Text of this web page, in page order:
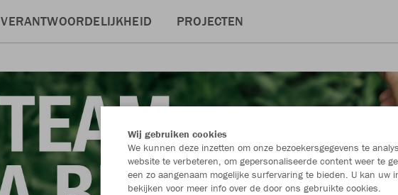
VERANTWOORDELIJKHEID PROJECTEN
Wij gebruiken cookies
We kunnen deze inzetten om onze bezoekersgegevens te
website te verbeteren, om gepersonaliseerde content weer te
een zo aangenaam mogelijke surfervaring te bieden. U kan uw
bekijken voor meer info over de door ons gebruikte cookies.